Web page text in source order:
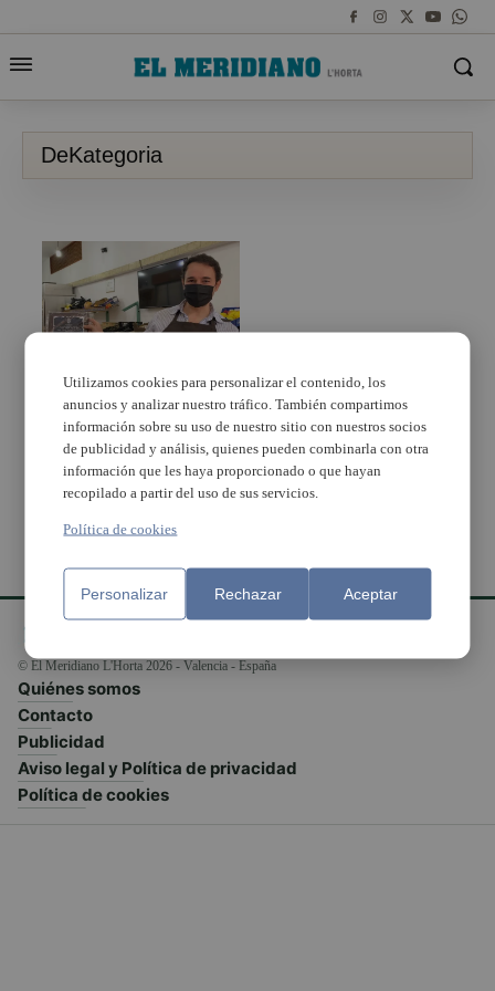
DeKategoria
Godella reconeix els 25
anys d’història de la
Fruiteria DeKategoria
© El Meridiano L'Horta 2026 - Valencia - España
Quiénes somos
Contacto
Publicidad
Aviso legal y Política de privacidad
Política de cookies
Utilizamos cookies para personalizar el contenido, los
anuncios y analizar nuestro tráfico. También compartimos
información sobre su uso de nuestro sitio con nuestros socios
de publicidad y análisis, quienes pueden combinarla con otra
información que les haya proporcionado o que hayan
recopilado a partir del uso de sus servicios.
Política de cookies
Personalizar Rechazar Aceptar